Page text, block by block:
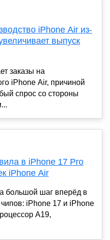
iPhone Air из-
выпуск
заказы на
iPhone Air, причиной
спрос со стороны
в iPhone 17 Pro
iPhone Air
большой шаг вперёд в
iPhone 17 и iPhone
A19,